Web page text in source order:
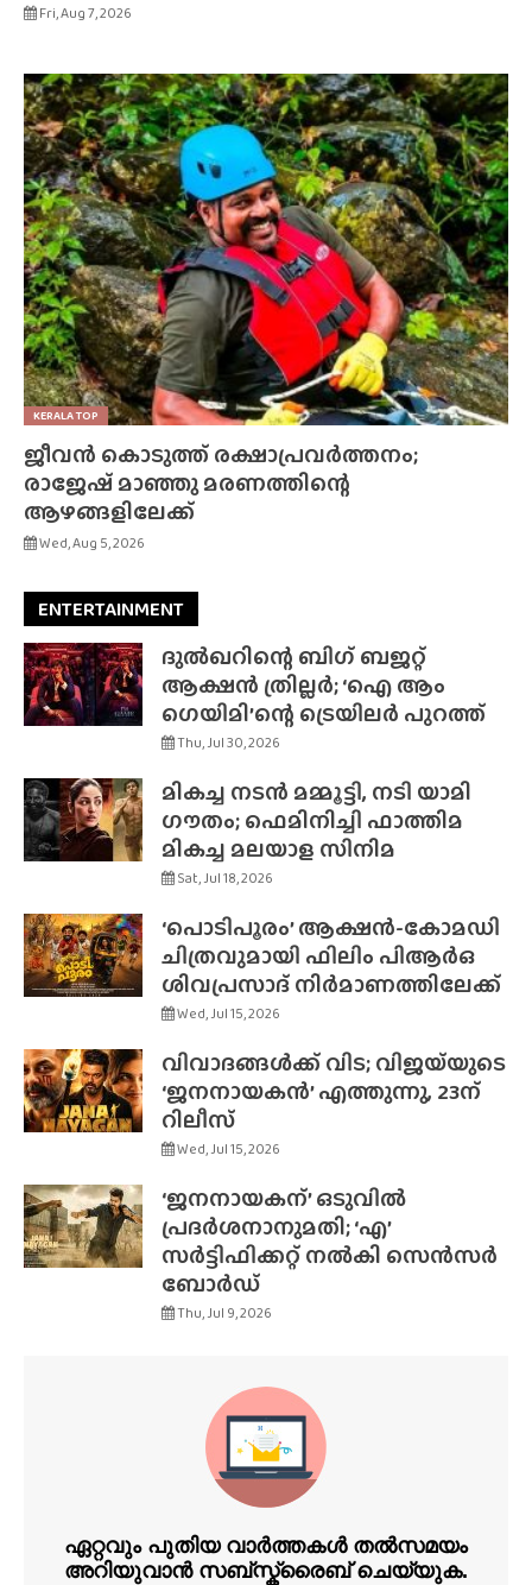
Fri, Aug 7, 2026
KERALA TOP
ജീവൻ കൊടുത്ത് രക്ഷാപ്രവർത്തനം;
രാജേഷ് മാഞ്ഞു മരണത്തിന്റെ
ആഴങ്ങളിലേക്ക്
Wed, Aug 5, 2026
ENTERTAINMENT
ദുൽഖറിന്റെ ബിഗ് ബജറ്റ്
ആക്ഷൻ ത്രില്ലർ; ‘ഐ ആം
ഗെയിമി’ന്റെ ട്രെയിലർ പുറത്ത്
Thu, Jul 30, 2026
മികച്ച നടൻ മമ്മൂട്ടി, നടി യാമി
ഗൗതം; ഫെമിനിച്ചി ഫാത്തിമ
മികച്ച മലയാള സിനിമ
Sat, Jul 18, 2026
‘പൊടിപൂരം’ ആക്ഷൻ-കോമഡി
ചിത്രവുമായി ഫിലിം പിആർഒ
ശിവപ്രസാദ് നിർമാണത്തിലേക്ക്
Wed, Jul 15, 2026
വിവാദങ്ങൾക്ക് വിട; വിജയ്‌യുടെ
‘ജനനായകൻ’ എത്തുന്നു, 23ന്
റിലീസ്
Wed, Jul 15, 2026
‘ജനനായകന്’ ഒടുവിൽ
പ്രദർശനാനുമതി; ‘എ’
സർട്ടിഫിക്കറ്റ് നൽകി സെൻസർ
ബോർഡ്
Thu, Jul 9, 2026
ഏറ്റവും പുതിയ വാർത്തകൾ തൽസമയം
അറിയുവാൻ സബ്സ്ക്രൈബ് ചെയ്യുക.